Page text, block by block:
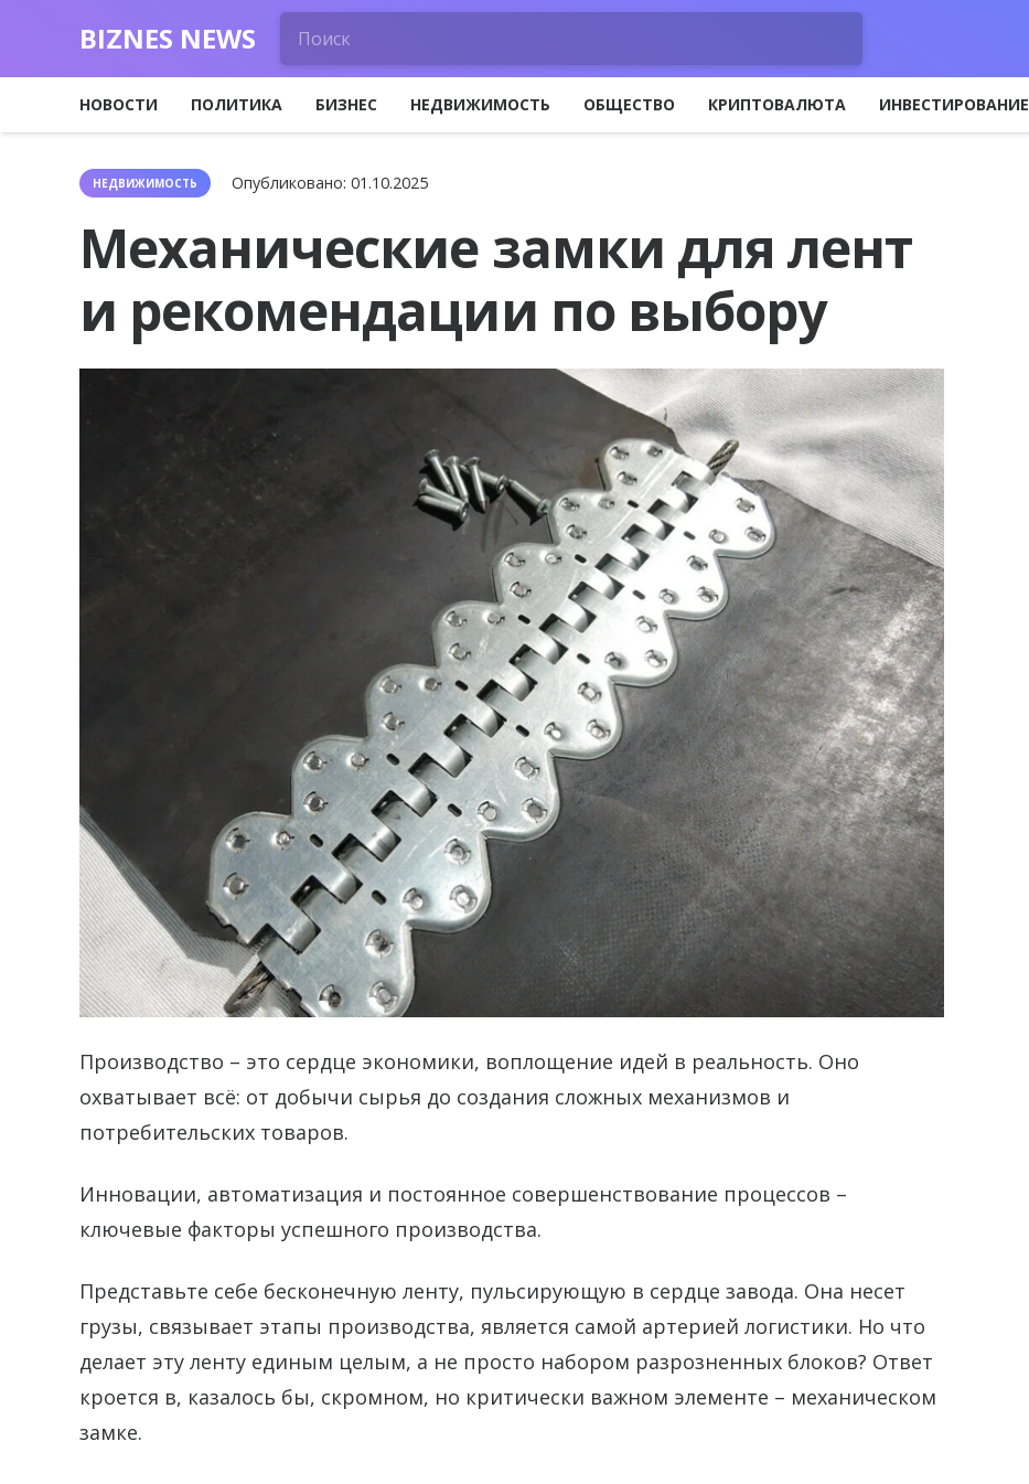
BIZNES NEWS
НОВОСТИ ПОЛИТИКА БИЗНЕС НЕДВИЖИМОСТЬ ОБЩЕСТВО КРИПТОВАЛЮТА ИНВЕСТИРОВАНИЕ
НЕДВИЖИМОСТЬ Опубликовано:01.10.2025
Механические замки для лент
и рекомендации по выбору
Производство – это сердце экономики, воплощение идей в реальность. Оно
охватывает всё: от добычи сырья до создания сложных механизмов и
потребительских товаров.
Инновации, автоматизация и постоянное совершенствование процессов –
ключевые факторы успешного производства.
Представьте себе бесконечную ленту, пульсирующую в сердце завода. Она несет
грузы, связывает этапы производства, является самой артерией логистики. Но что
делает эту ленту единым целым, а не просто набором разрозненных блоков? Ответ
кроется в, казалось бы, скромном, но критически важном элементе – механическом
замке.